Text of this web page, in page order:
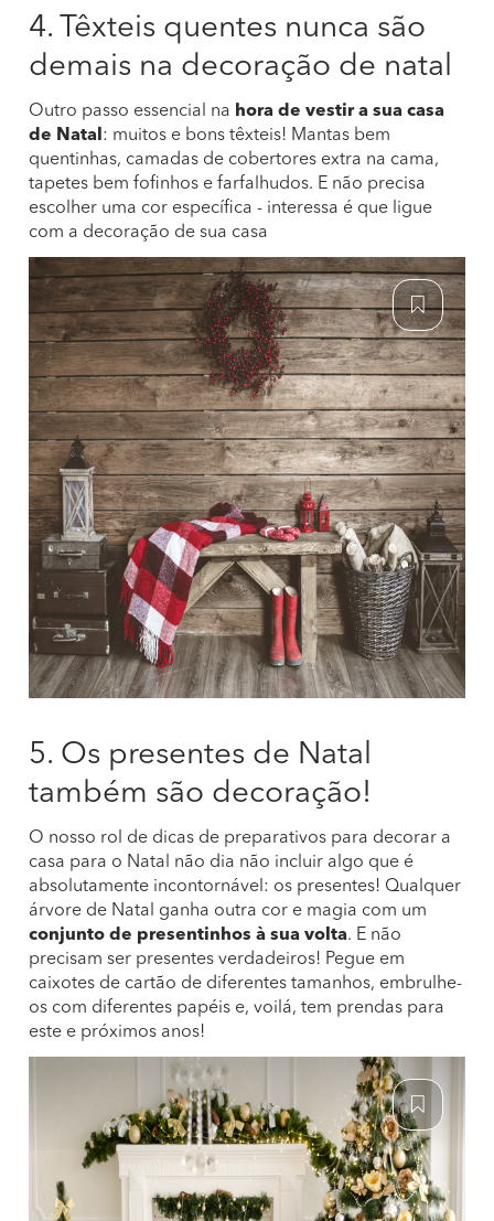
4. Têxteis quentes nunca são
demais na decoração de natal
Outro passo essencial na hora de vestir a sua casa
de Natal : muitos e bons têxteis! Mantas bem
quentinhas, camadas de cobertores extra na cama,
tapetes bem fofinhos e farfalhudos. E não precisa
escolher uma cor específica - interessa é que ligue
com a decoração de sua casa
5. Os presentes de Natal
também são decoração!
O nosso rol de dicas de preparativos para decorar a
casa para o Natal não dia não incluir algo que é
absolutamente incontornável: os presentes! Qualquer
árvore de Natal ganha outra cor e magia com um
conjunto de presentinhos à sua volta. E não
precisam ser presentes verdadeiros! Pegue em
caixotes de cartão de diferentes tamanhos, embrulhe-
os com diferentes papéis e, voilá, tem prendas para
este e próximos anos!